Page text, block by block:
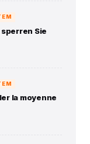
Sie
la moyenne